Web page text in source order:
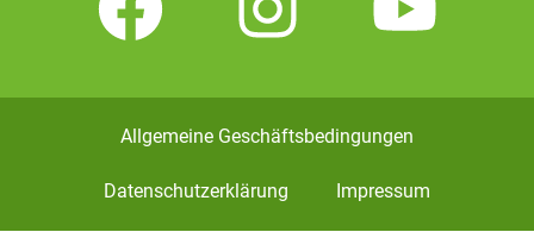
Allgemeine Geschäftsbedingungen
Datenschutzerklärung Impressum